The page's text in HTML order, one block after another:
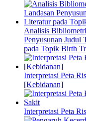
Analisis
Penyusunan Judul
pada Topik Birth
Interpretasi Peta
[Kebidanan]
Interpretasi Peta